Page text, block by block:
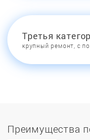
Третья
крупный ремонт, с
Преимущества